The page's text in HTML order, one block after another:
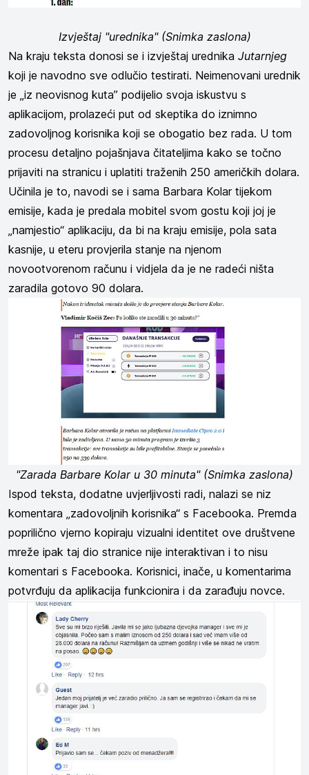
Izvještaj "urednika" (Snimka zaslona)
Na kraju teksta donosi se i izvještaj urednika Jutarnjeg
koji je navodno sve odlučio testirati. Neimenovani urednik
je „iz neovisnog kuta” podijelio svoja iskustvu s
aplikacijom, prolazeći put od skeptika do iznimno
zadovoljnog korisnika koji se obogatio bez rada. U tom
procesu detaljno pojašnjava čitateljima kako se točno
prijaviti na stranicu i uplatiti traženih 250 američkih dolara.
Učinila je to, navodi se i sama Barbara Kolar tijekom
emisije, kada je predala mobitel svom gostu koji joj je
„namjestio“ aplikaciju, da bi na kraju emisije, pola sata
kasnije, u eteru provjerila stanje na njenom
novootvorenom računu i vidjela da je ne radeći ništa
zaradila gotovo 90 dolara.
"Zarada Barbare Kolar u 30 minuta" (Snimka zaslona)
Ispod teksta, dodatne uvjerljivosti radi, nalazi se niz
komentara „zadovoljnih korisnika“ s Facebooka. Premda
poprilično vjerno kopiraju vizualni identitet ove društvene
mreže ipak taj dio stranice nije interaktivan i to nisu
komentari s Facebooka. Korisnici, inače, u komentarima
potvrđuju da aplikacija funkcionira i da zarađuju novce.